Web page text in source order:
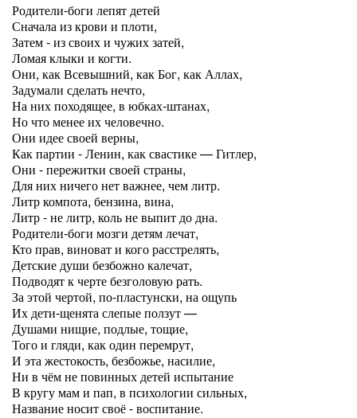
Родители-боги лепят детей
Сначала из крови и плоти,
Затем - из своих и чужих затей,
Ломая клыки и когти.
Они, как Всевышний, как Бог, как Аллах,
Задумали сделать нечто,
На них походящее, в юбках-штанах,
Но что менее их человечно.
Они идее своей верны,
Как партии - Ленин, как свастике — Гитлер,
Они - пережитки своей страны,
Для них ничего нет важнее, чем литр.
Литр компота, бензина, вина,
Литр - не литр, коль не выпит до дна.
Родители-боги мозги детям лечат,
Кто прав, виноват и кого расстрелять,
Детские души безбожно калечат,
Подводят к черте безголовую рать.
За этой чертой, по-пластунски, на ощупь
Их дети-щенята слепые ползут —
Душами нищие, подлые, тощие,
Того и гляди, как один перемрут,
И эта жестокость, безбожье, насилие,
Ни в чём не повинных детей испытание
В кругу мам и пап, в психологии сильных,
Название носит своё - воспитание.